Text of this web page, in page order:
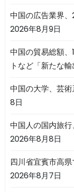
中国の広告業界
2026年8月9日
中国の貿易総額
トなど「新たな
中国の大学、芸
8日
中国人の国内旅
2026年8月8日
四川省宜賓市高
2026年8月7日